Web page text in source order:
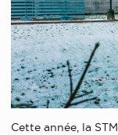
Cette année, la